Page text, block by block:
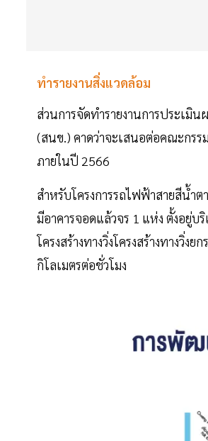
ทำรายงานสิ่งแวดล้อม
ส่วนการจัดทำรายงานการประเมิ
(สนข.) คาดว่าจะเสนอต่อคณะกร
ภายในปี 2566
สำหรับโครงการรถไฟฟ้าสายสีน้ำ
มีอาคารจอดแล้วจร 1 แห่ง ตั้งอยู่
โครงสร้างทางวิ่งโครงสร้างทางวิ่
กิโลเมตรต่อชั่วโมง